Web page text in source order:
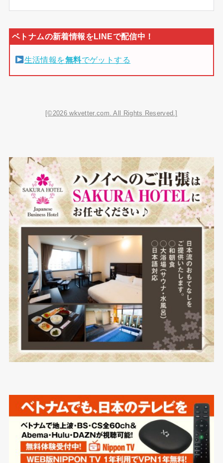
生活情報を無料でゲットする
[©2026 wkvetter.com. All Rights Reserved.]